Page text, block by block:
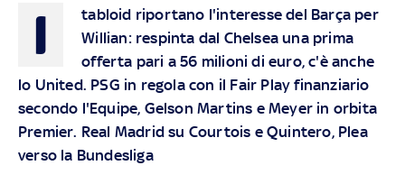
I
tabloid riportano l'interesse del Barça per
Willian: respinta dal Chelsea una prima
offerta pari a 56 milioni di euro, c'è anche
lo United. PSG in regola con il Fair Play finanziario
secondo l'Equipe, Gelson Martins e Meyer in orbita
Premier. Real Madrid su Courtois e Quintero, Plea
verso la Bundesliga